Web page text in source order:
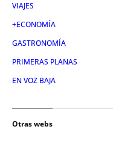
VIAJES
+ECONOMÍA
GASTRONOMÍA
PRIMERAS PLANAS
EN VOZ BAJA
Otras webs